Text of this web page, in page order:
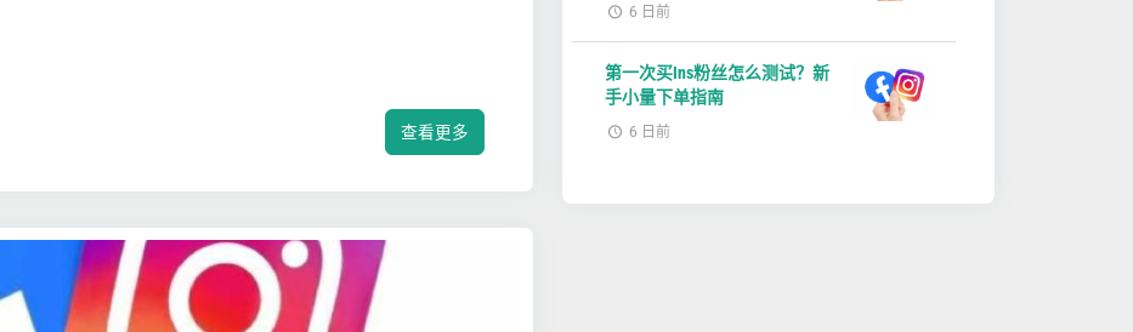
查看更多
6 日前
第一次买Ins粉丝怎么测试？新
手小量下单指南
6 日前